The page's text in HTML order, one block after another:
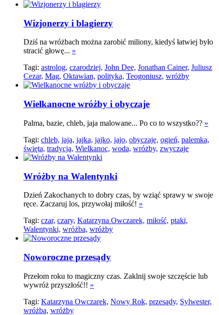
Wizjonerzy i blagierzy
Dziś na wróżbach można zarobić miliony, kiedyś łatwiej było
stracić głowę... »
Tagi: astrolog, czarodziej, John Dee, Jonathan Cainer, Juliusz
Cezar, Mag, Oktawian, polityka, Teogoniusz, wróżby
Wielkanocne wróżby i obyczaje
Palma, bazie, chleb, jaja malowane... Po co to wszystko?? »
Tagi: chleb, jaja, jajka, jajko, jajo, obyczaje, ogień, palemka,
święta, tradycja, Wielkanoc, woda, wróżby, zwyczaje
Wróżby na Walentynki
Dzień Zakochanych to dobry czas, by wziąć sprawy w swoje
ręce. Zaczaruj los, przywołaj miłość! »
Tagi: czar, czary, Katarzyna Owczarek, miłość, ptaki,
Walentynki, wróżba, wróżby
Noworoczne przesądy
Przełom roku to magiczny czas. Zaklnij swoje szczęście lub
wywróż przyszłość!! »
Tagi: Katarzyna Owczarek, Nowy Rok, przesądy, Sylwester,
wróżba, wróżby